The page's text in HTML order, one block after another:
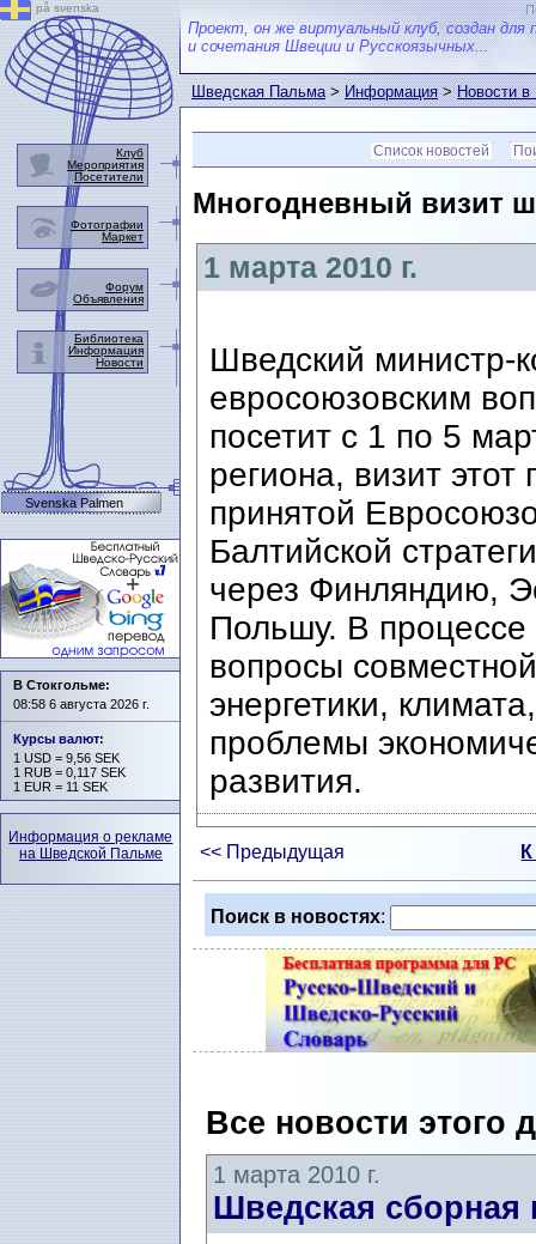
Проект, он же виртуальный клуб, создан для
и сочетания Швеции и Русскоязычных...
Шведская Пальма>Информация>Новости
Список новостей
Многодневный визит
1 марта 2010 г.
Шведский министр-
евросоюзовским
посетит с 1 по 5
региона, визит
принятой
Балтийской
через Финляндию,
Польшу. В процессе
вопросы
энергетики,
проблемы
развития.
<< Предыдущая
Поиск в новостях:
Все новости этого
1 марта 2010 г.
Шведская сборная
på svenska
Клуб
Мероприятия
Посетители
Фотографии
Маркет
Форум
Объявления
Библиотека
Информация
Новости
Svenska Palmen
В Стокгольме:
08:58 6 августа 2026 г.
Курсы валют:
1 USD = 9,56 SEK
1 RUB = 0,117 SEK
1 EUR = 11 SEK
Информация о рекламе
на Шведской Пальме